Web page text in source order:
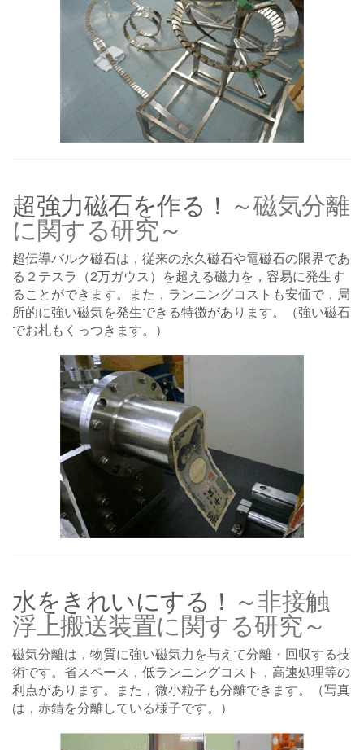
超強力磁石を作る！ ～磁気分離
に関する研究～
超伝導バルク磁石は，従来の永久磁石や電磁石の限界であ
る２テスラ（2万ガウス）を超える磁力を，容易に発生す
ることができます。また，ランニングコストも安価で，局
所的に強い磁気を発生できる特徴があります。（強い磁石
でお札もくっつきます。）
水をきれいにする！ ～非接触
浮上搬送装置に関する研究～
磁気分離は，物質に強い磁気力を与えて分離・回収する技
術です。省スペース，低ランニングコスト，高速処理等の
利点があります。また，微小粒子も分離できます。（写真
は，赤錆を分離している様子です。）